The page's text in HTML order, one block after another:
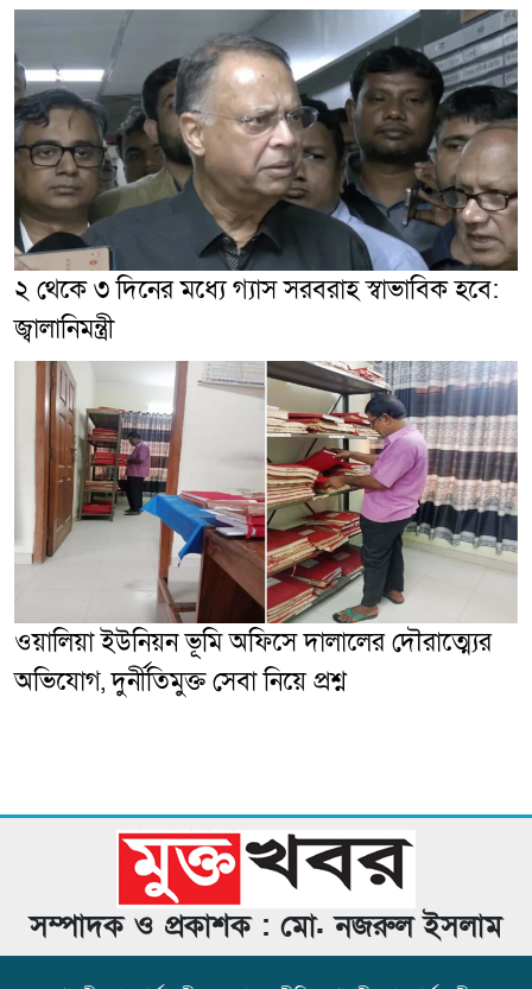
২ থেকে ৩ দিনের মধ্যে গ্যাস সরবরাহ স্বাভাবিক হবে:
জ্বালানিমন্ত্রী
ওয়ালিয়া ইউনিয়ন ভূমি অফিসে দালালের দৌরাত্ম্যের
অভিযোগ, দুর্নীতিমুক্ত সেবা নিয়ে প্রশ্ন
সম্পাদক ও প্রকাশক : মো. নজরুল ইসলাম